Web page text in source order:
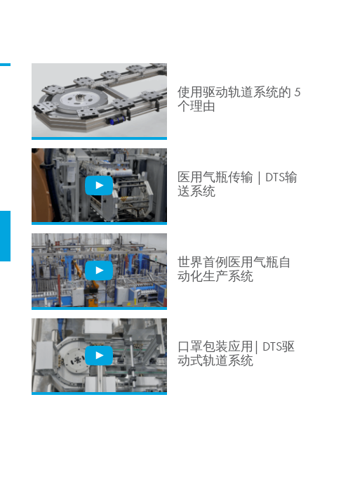
使用驱动轨道系统的 5
个理由
医用气瓶传输 | DTS输
送系统
世界首例医用气瓶自
动化生产系统
口罩包装应用| DTS驱
动式轨道系统